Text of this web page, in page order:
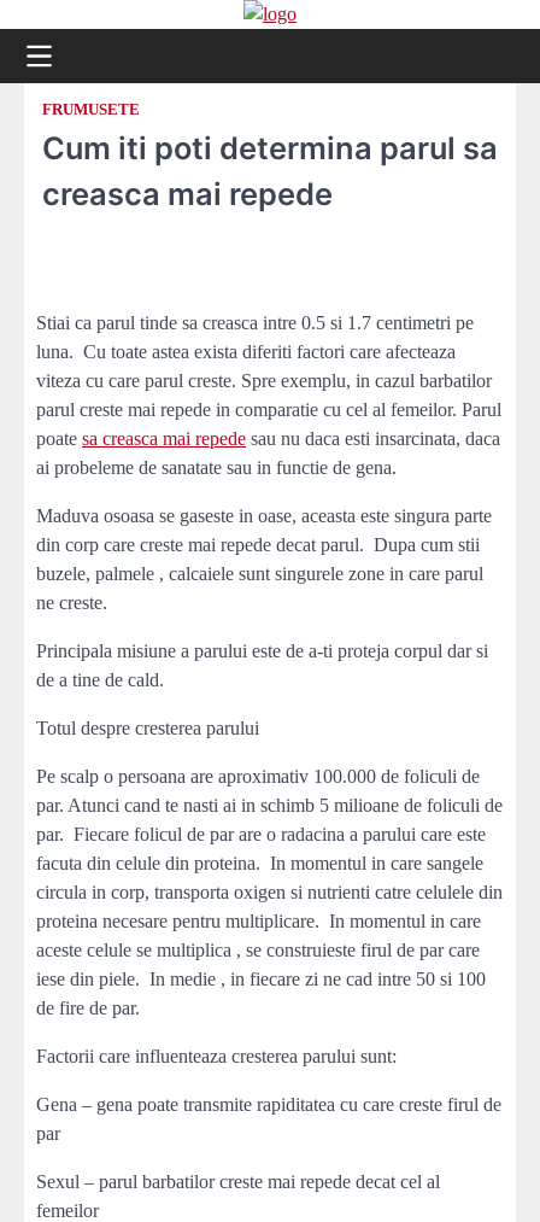
content
FRUMUSETE
Cum iti poti determina parul sa
creasca mai repede
Stiai ca parul tinde sa creasca intre 0.5 si 1.7 centimetri pe
luna. Cu toate astea exista diferiti factori care afecteaza
viteza cu care parul creste. Spre exemplu, in cazul barbatilor
parul creste mai repede in comparatie cu cel al femeilor. Parul
poate sa creasca mai repede sau nu daca esti insarcinata, daca
ai probeleme de sanatate sau in functie de gena.
Maduva osoasa se gaseste in oase, aceasta este singura parte
din corp care creste mai repede decat parul. Dupa cum stii
buzele, palmele , calcaiele sunt singurele zone in care parul
ne creste.
Principala misiune a parului este de a-ti proteja corpul dar si
de a tine de cald.
Totul despre cresterea parului
Pe scalp o persoana are aproximativ 100.000 de foliculi de
par. Atunci cand te nasti ai in schimb 5 milioane de foliculi de
par. Fiecare folicul de par are o radacina a parului care este
facuta din celule din proteina. In momentul in care sangele
circula in corp, transporta oxigen si nutrienti catre celulele din
proteina necesare pentru multiplicare. In momentul in care
aceste celule se multiplica , se construieste firul de par care
iese din piele. In medie , in fiecare zi ne cad intre 50 si 100
de fire de par.
Factorii care influenteaza cresterea parului sunt:
Gena – gena poate transmite rapiditatea cu care creste firul de
par
Sexul – parul barbatilor creste mai repede decat cel al
femeilor